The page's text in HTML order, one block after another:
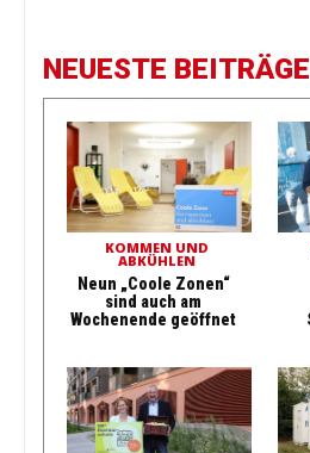
NEUESTE BEITRÄGE
KOMMEN UND
ABKÜHLEN
Neun „Coole Zonen“
sind auch am
Wochenende geöffnet